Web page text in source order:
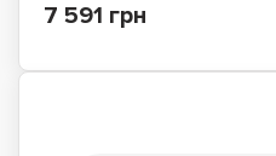
7 591 грн